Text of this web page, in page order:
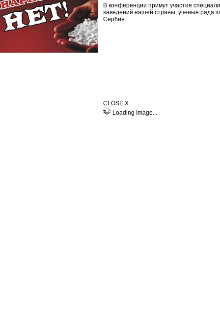
В конференции примут участие
заведений нашей страны, ученые ряда
Сербия.
CLOSE X
Loading Image...